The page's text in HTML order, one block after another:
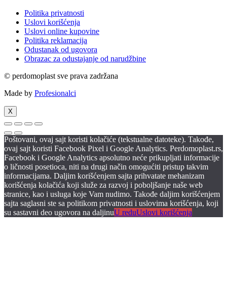
Politika privatnosti
Uslovi korišćenja
Uslovi online kupovine
Politika reklamacija
Odustanak od ugovora
Obrazac za odustajanje od narudžbine
© perdomoplast sve prava zadržana
Made by Profesionalci
X
Poštovani, ovaj sajt koristi kolačiće (tekstualne datoteke). Takođe,
ovaj sajt koristi Facebook Pixel i Google Analytics. Perdomoplast.rs,
Facebook i Google Analytics apsolutno neće prikupljati informacije
o ličnosti posetioca, niti na drugi način omogućiti pristup takvim
informacijama. Daljim korišćenjem sajta prihvatate mehanizam
korišćenja kolačića koji služe za razvoj i poboljšanje naše web
stranice, kao i usluga koje Vam nudimo. Takođe daljim korišćenjem
sajta saglasni ste sa politikom privatnosti i uslovima korišćenja, koji
su sastavni deo ugovora na daljinuU reduUslovi korišćenja